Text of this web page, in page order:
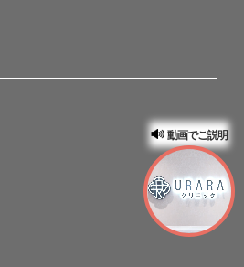
動画でご説明